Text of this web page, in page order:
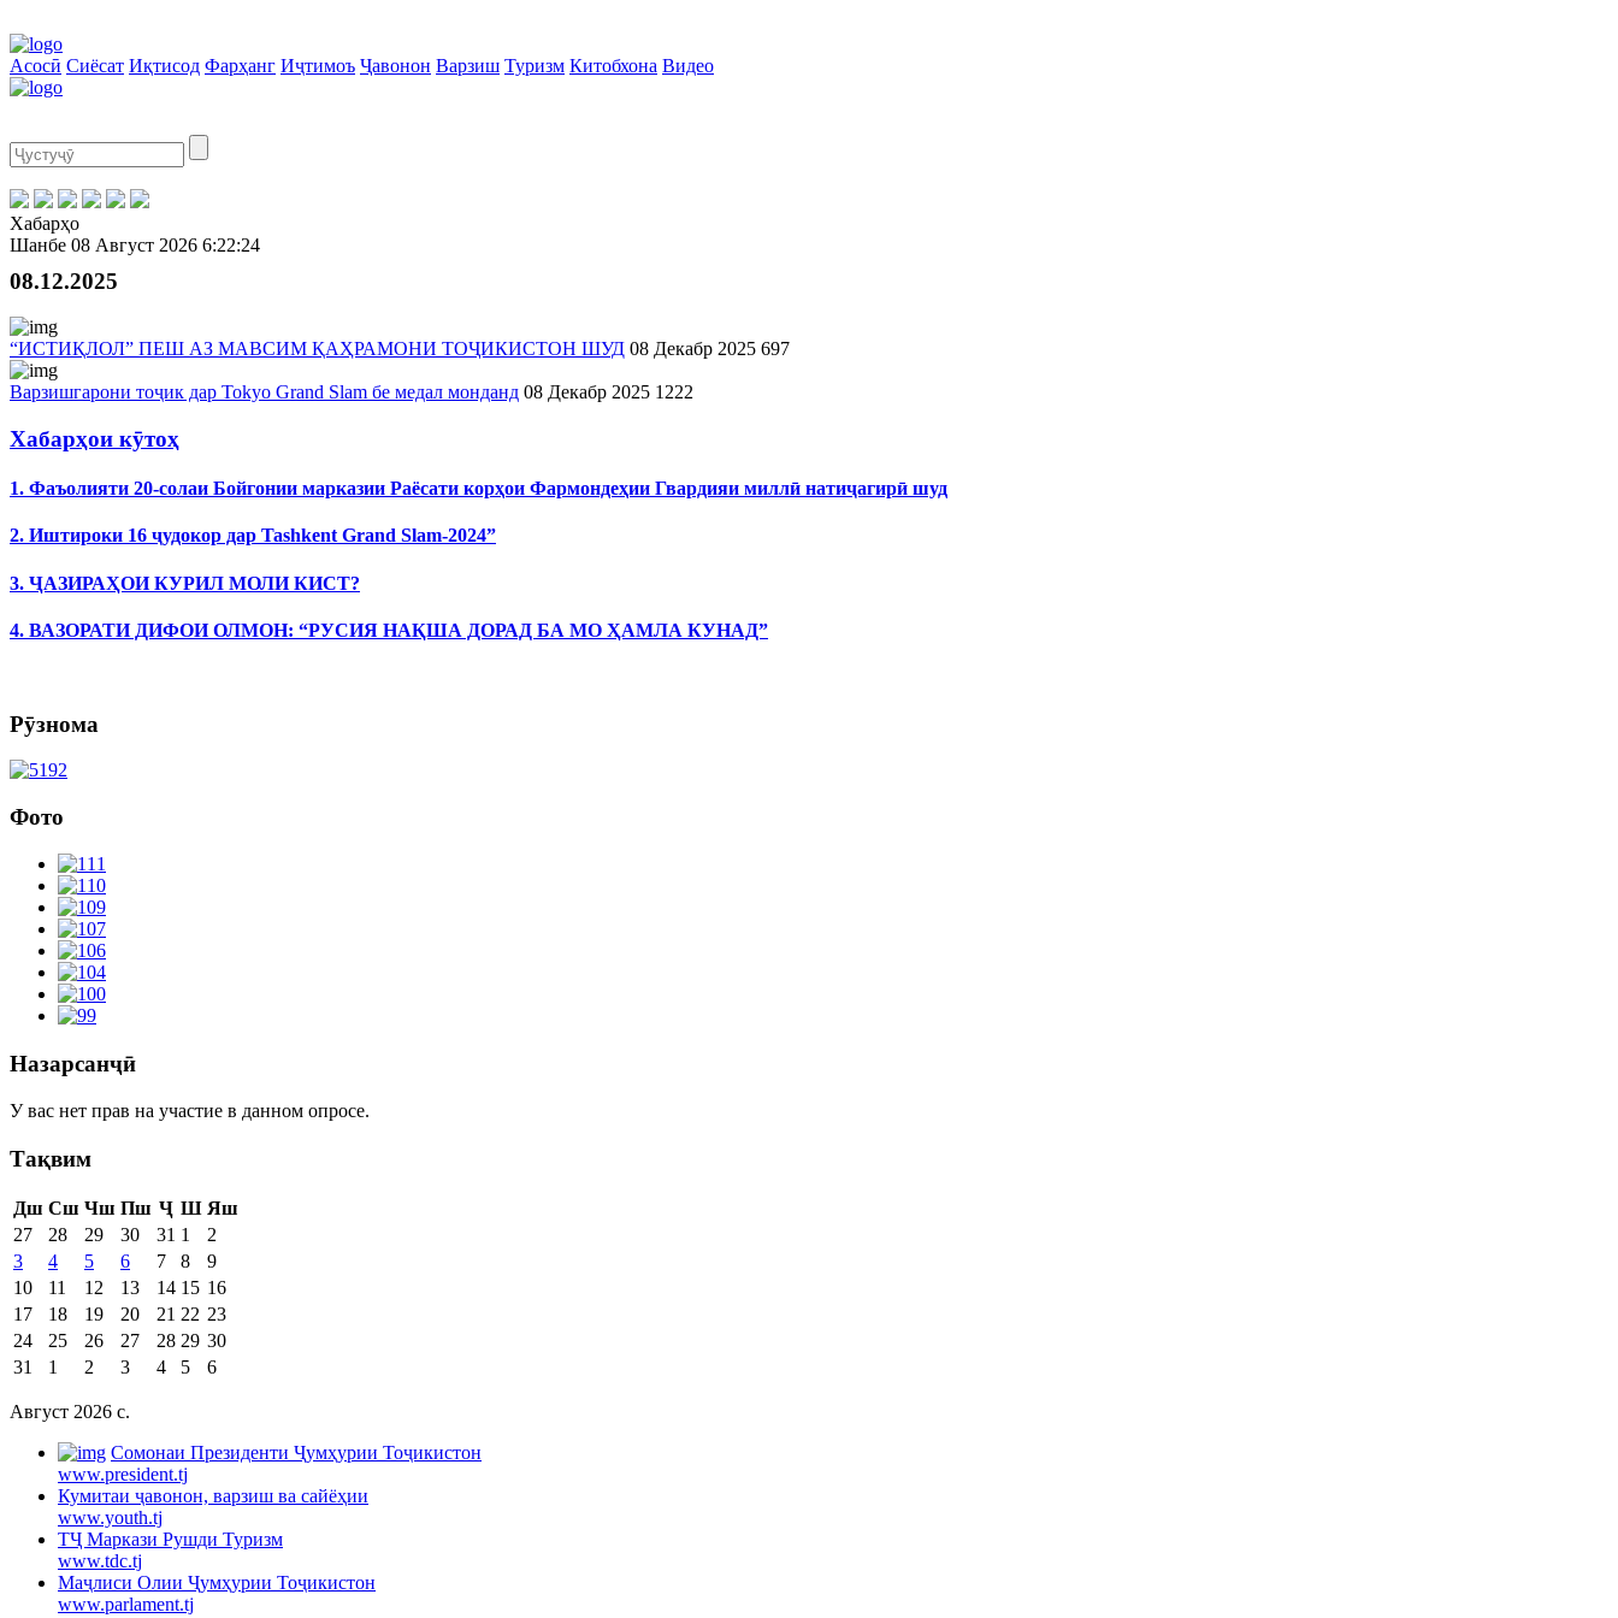
Асосӣ Сиёсат Иқтисод Фарҳанг Иҷтимоъ Ҷавонон Варзиш Туризм Китобхона Видео
Хабарҳо
Шанбе 08 Август 2026 6:22:24
08.12.2025
“ИСТИҚЛОЛ” ПЕШ АЗ МАВСИМ ҚАҲРАМОНИ ТОҶИКИСТОН ШУД 08 Декабр 2025 697
Варзишгарони тоҷик дар Tokyo Grand Slam бе медал монданд 08 Декабр 2025 1222
Хабарҳои кӯтоҳ
1. Фаъолияти 20-солаи Бойгонии марказии Раёсати корҳои Фармондеҳии Гвардияи миллӣ натиҷагирӣ шуд
2. Иштироки 16 ҷудокор дар Tashkent Grand Slam-2024”
3. ҶАЗИРАҲОИ КУРИЛ МОЛИ КИСТ?
4. ВАЗОРАТИ ДИФОИ ОЛМОН: “РУСИЯ НАҚША ДОРАД БА МО ҲАМЛА КУНАД”
Рӯзнома
Фото
Назарсанҷӣ
У вас нет прав на участие в данном опросе.
Тақвим
Дш Сш Чш Пш Ҷ Ш Яш
27
28 29 30 31 1
2
3
4 5 6 7 8
9
10
11 12 13 14 15 16
17
18 19 20 21 22 23
24
25 26 27 28 29 30
31
1 2 3 4 5 6
Август 2026 c.
Cомонаи Президенти Ҷумҳурии Тоҷикистон
www.president.tj
Кумитаи ҷавонон, варзиш ва сайёҳии
www.youth.tj
ТҶ Маркази Рушди Туризм
www.tdc.tj
Маҷлиси Олии Ҷумҳурии Тоҷикистон
www.parlament.tj